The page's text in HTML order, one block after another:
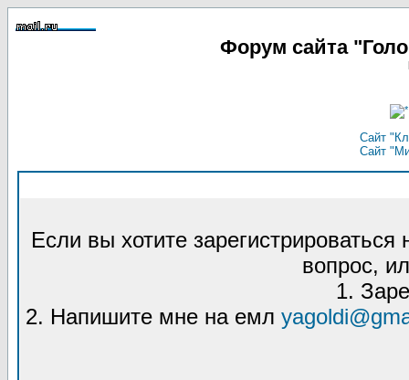
Форум сайта
Сайт
Сайт
Если вы хотите
вопрос,
1.
2. Напишите мне на емл